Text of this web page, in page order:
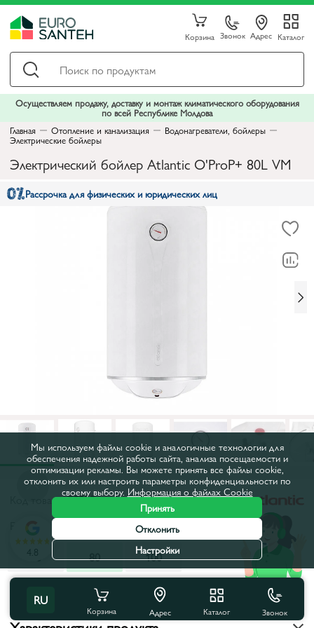
Корзина Звонок Адрес Каталог
Осуществляем продажу, доставку и монтаж климатического оборудования
по всей Республике Молдова
Главная
Отопление и канализация Водонагреватели, бойлеры
Электрические бойлеры
Электрический бойлер Atlantic O'ProP+ 80L VM
Рассрочка для физических и юридических лиц
Код товара:89532
Емкость, л:
50
80
100
Все характеристики
RU
Корзина Адрес Каталог Звонок
4.8
Мы используем файлы cookie и аналогичные технологии для
обеспечения надежной работы сайта, анализа посещаемости и
оптимизации рекламы. Вы можете принять все файлы cookie,
отклонить их или настроить параметры конфиденциальности по
своему выбору. Информация о файлах Cookie
Принять
Отклонить
Настройки